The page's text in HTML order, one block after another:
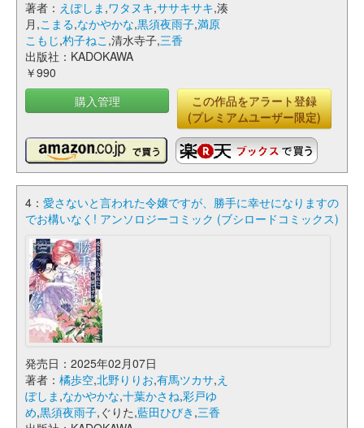
著者： えぽしま ,ワタヌキ,ササキサキ,湊
月,こまる,なかやかな,黒須夜雨子,満原
こもじ,杓子ねこ ,清水寺子,三香
出版社：KADOKAWA
￥990
購入管理
この作品をアラート登録
(プレミアムユーザー限定)
4： 愛さないと言われた令嬢ですが、勝手に幸せになりますの
でお構いなく! アンソロジーコミック (ブシロードコミックス)
発売日：2025年02月07日
著者： 橘歩空,北野りりお,有馬ツカサ,え
ぽしま ,なかやかな,十葉かさね,彩戸ゆ
め,黒須夜雨子,ぐりた,藍田ひびき ,三香